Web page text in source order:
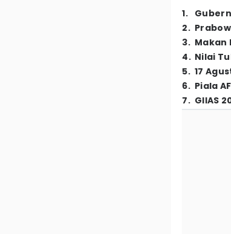
1.
2.
3. Makan
4. Nilai
5. 17
6. Piala
7. GIIAS